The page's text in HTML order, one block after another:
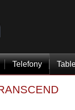
Telefony